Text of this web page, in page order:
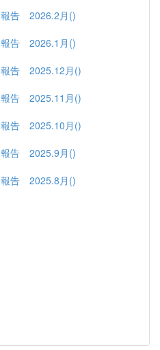
告 2026.2月()
告 2026.1月()
告 2025.12月()
告 2025.11月()
告 2025.10月()
告 2025.9月()
告 2025.8月()